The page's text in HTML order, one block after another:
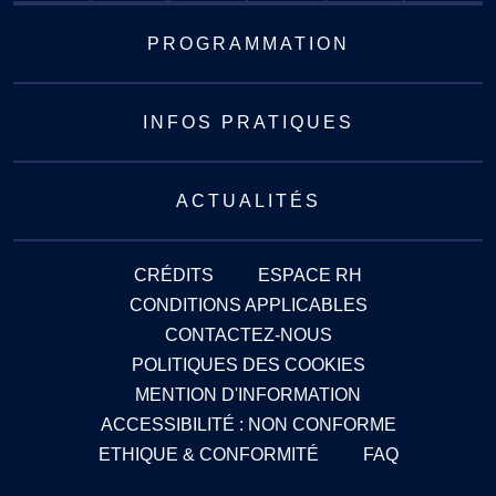
PROGRAMMATION
INFOS PRATIQUES
ACTUALITÉS
CRÉDITS
ESPACE RH
CONDITIONS APPLICABLES
CONTACTEZ-NOUS
POLITIQUES DES COOKIES
MENTION D'INFORMATION
ACCESSIBILITÉ : NON CONFORME
ETHIQUE & CONFORMITÉ
FAQ